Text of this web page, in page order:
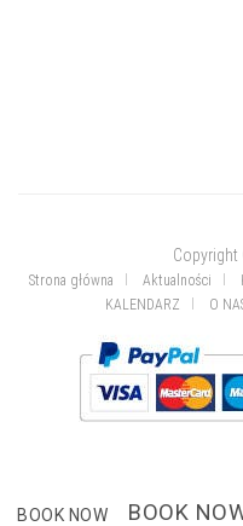
Copyright
Strona główna Aktualności
KALENDARZ
O
BOOK NOW BOOK